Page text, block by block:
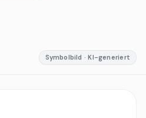
Symbolbild · KI-generiert